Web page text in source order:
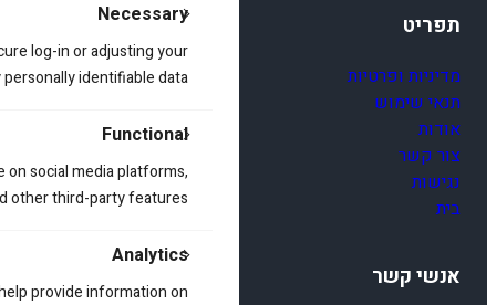
Necessary
log-in or adjusting your
identifiable data.
Functional
social media platforms,
other third-party features.
Analytics
provide information on
תפריט
מדיניות ופרטיות
תנאי שימוש
אודות
צור קשר
נגישות
בית
אנשי קשר